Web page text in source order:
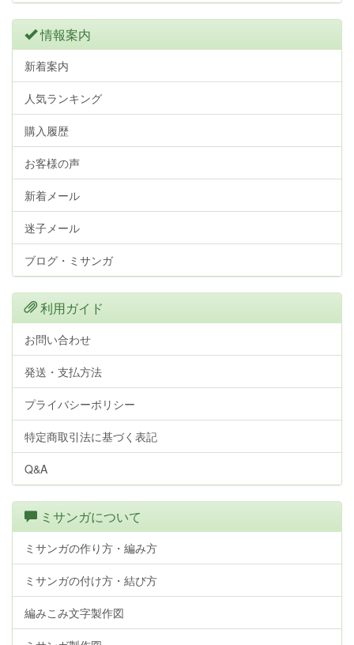
情報案内
新着案内
人気ランキング
購入履歴
お客様の声
新着メール
迷子メール
ブログ・ミサンガ
利用ガイド
お問い合わせ
発送・支払方法
プライバシーポリシー
特定商取引法に基づく表記
Q&A
ミサンガについて
ミサンガの作り方・編み方
ミサンガの付け方・結び方
編みこみ文字製作図